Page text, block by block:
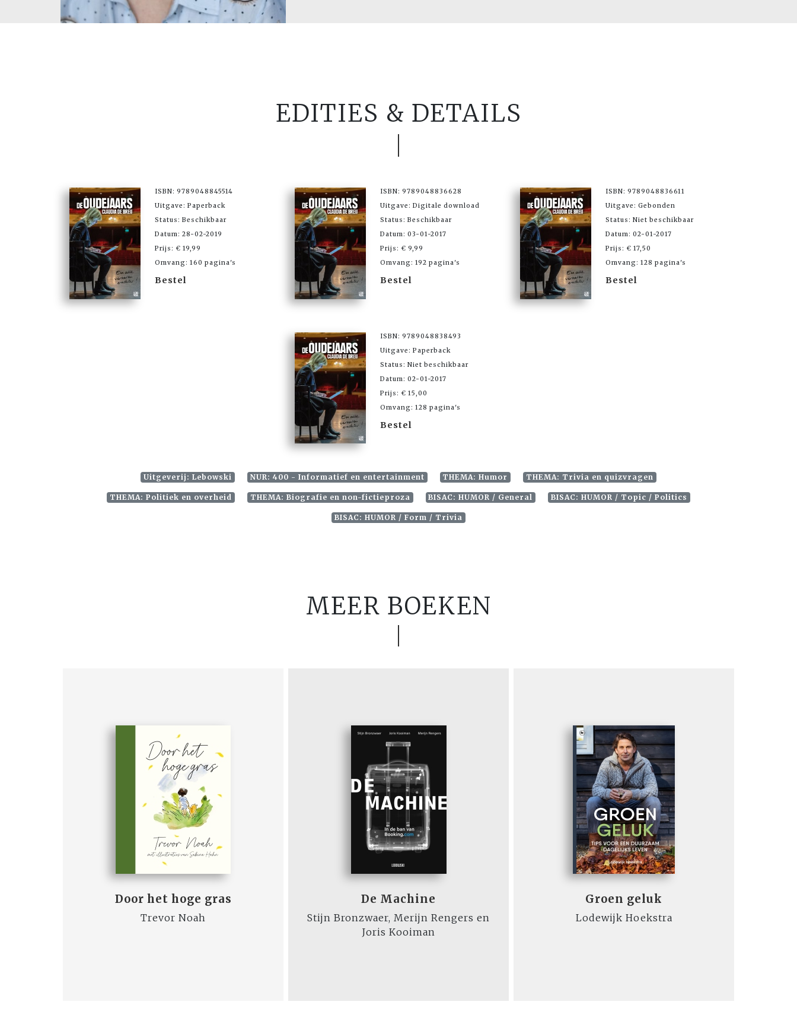
EDITIES & DETAILS
ISBN: 9789048845514
Uitgave: Paperback
Status: Beschikbaar
Datum: 28-02-2019
Prijs: € 19,99
Omvang: 160 pagina's
Bestel
ISBN: 9789048836628
Uitgave: Digitale download
Status: Beschikbaar
Datum: 03-01-2017
Prijs: € 9,99
Omvang: 192 pagina's
Bestel
ISBN: 9789048836611
Uitgave: Gebonden
Status: Niet beschikbaar
Datum: 02-01-2017
Prijs: € 17,50
Omvang: 128 pagina's
Bestel
ISBN: 9789048838493
Uitgave: Paperback
Status: Niet beschikbaar
Datum: 02-01-2017
Prijs: € 15,00
Omvang: 128 pagina's
Bestel
Uitgeverij: Lebowski NUR: 400 - Informatief en entertainment THEMA: Humor THEMA: Trivia en quizvragen
THEMA: Politiek en overheid THEMA: Biografie en non-fictieproza BISAC: HUMOR / General BISAC: HUMOR / Topic / Politics
BISAC: HUMOR / Form / Trivia
MEER BOEKEN
Door het hoge gras
Trevor Noah
De Machine
Stijn Bronzwaer, Merijn Rengers en
Joris Kooiman
Groen geluk
Lodewijk Hoekstra